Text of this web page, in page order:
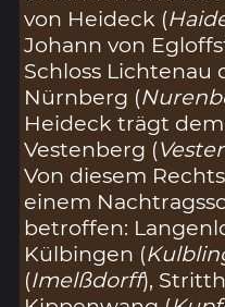
von Heideck (
Johann von
Schloss Lichtenau
Nürnberg (
Heideck trägt
Vestenberg (
Von diesem
einem
betroffen:
Külbingen (
(Imelßdorff),